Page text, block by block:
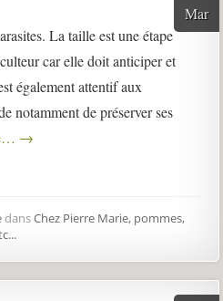
Mar
La taille est une étape
car elle doit anticiper et
également attentif aux
notamment de préserver ses
→
dansChez Pierre Marie, pommes,